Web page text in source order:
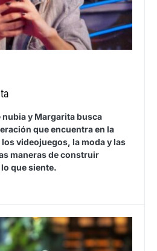
y Margarita busca
que encuentra en la
videojuegos, la moda y las
maneras de construir
que siente.